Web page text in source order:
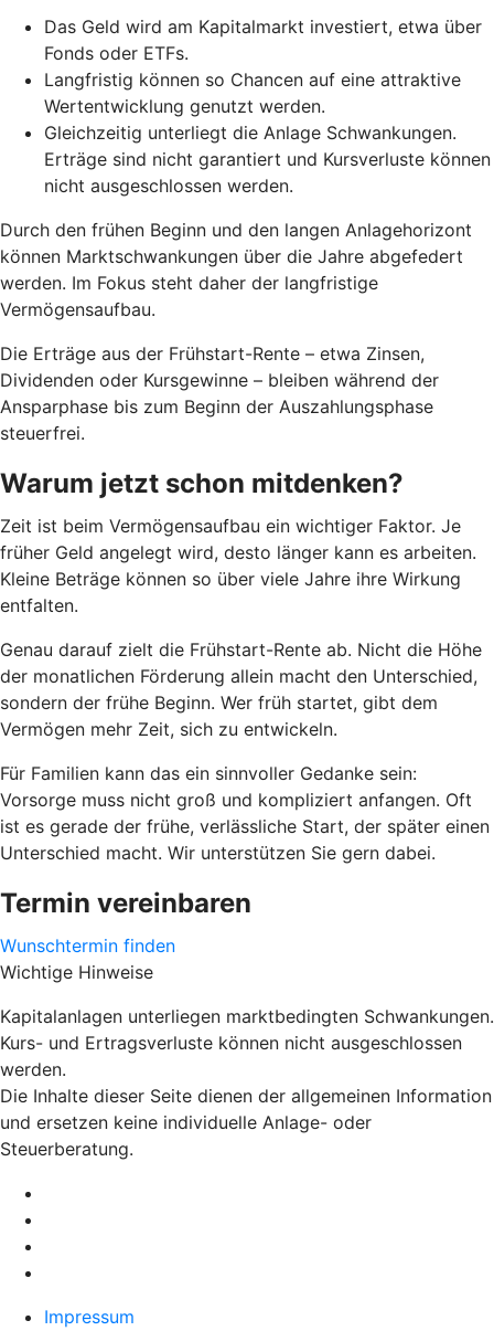
Das Geld wird am Kapitalmarkt investiert, etwa über
Fonds oder ETFs.
Langfristig können so Chancen auf eine attraktive
Wertentwicklung genutzt werden.
Gleichzeitig unterliegt die Anlage Schwankungen.
Erträge sind nicht garantiert und Kursverluste können
nicht ausgeschlossen werden.
Durch den frühen Beginn und den langen Anlagehorizont
können Marktschwankungen über die Jahre abgefedert
werden. Im Fokus steht daher der langfristige
Vermögensaufbau.
Die Erträge aus der Frühstart-Rente – etwa Zinsen,
Dividenden oder Kursgewinne – bleiben während der
Ansparphase bis zum Beginn der Auszahlungsphase
steuerfrei.
Warum jetzt schon mitdenken?
Zeit ist beim Vermögensaufbau ein wichtiger Faktor. Je
früher Geld angelegt wird, desto länger kann es arbeiten.
Kleine Beträge können so über viele Jahre ihre Wirkung
entfalten.
Genau darauf zielt die Frühstart-Rente ab. Nicht die Höhe
der monatlichen Förderung allein macht den Unterschied,
sondern der frühe Beginn. Wer früh startet, gibt dem
Vermögen mehr Zeit, sich zu entwickeln.
Für Familien kann das ein sinnvoller Gedanke sein:
Vorsorge muss nicht groß und kompliziert anfangen. Oft
ist es gerade der frühe, verlässliche Start, der später einen
Unterschied macht. Wir unterstützen Sie gern dabei.
Termin vereinbaren
Wunschtermin finden
Wichtige Hinweise
Kapitalanlagen unterliegen marktbedingten Schwankungen.
Kurs- und Ertragsverluste können nicht ausgeschlossen
werden.
Die Inhalte dieser Seite dienen der allgemeinen Information
und ersetzen keine individuelle Anlage- oder
Steuerberatung.
Impressum